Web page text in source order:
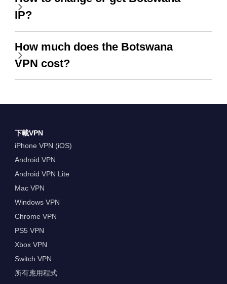
IP?
How much does the Botswana
VPN cost?
下載VPN
iPhone VPN (iOS)
Android VPN
Android VPN Lite
Mac VPN
Windows VPN
Chrome VPN
PS5 VPN
Xbox VPN
Switch VPN
所有應用程式